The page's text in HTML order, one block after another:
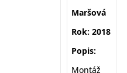
Maršová
Rok: 2018
Popis:
Montáž